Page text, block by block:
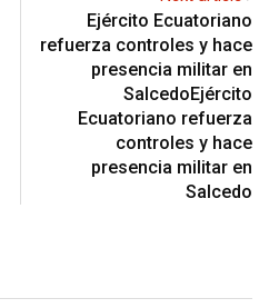
Ejército Ecuatoriano
refuerza controles y hace
presencia militar en
SalcedoEjército
Ecuatoriano refuerza
controles y hace
presencia militar en
Salcedo